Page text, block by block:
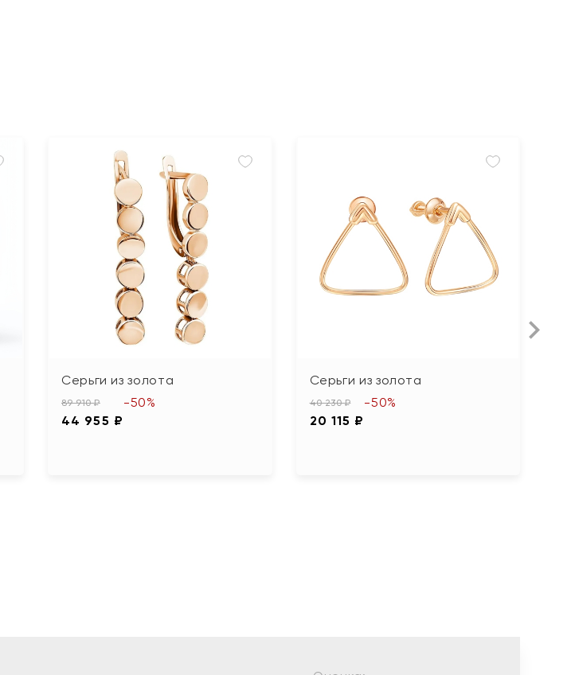
Серьги из золота
89 910 ₽
44 955 ₽
-50%
Серьги из золота
40 230 ₽
20 115 ₽
-50%